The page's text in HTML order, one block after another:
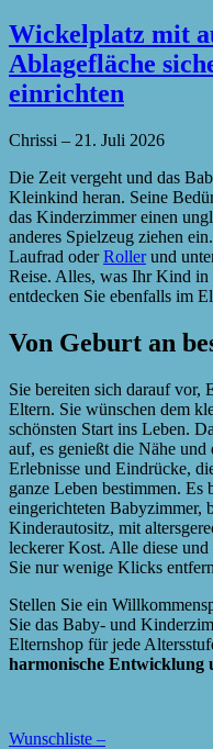
Wickelplatz mit
Ablagefläche
einrichten
Chrissi – 21. Juli 2026
Die Zeit vergeht und das
Kleinkind heran. Seine
das Kinderzimmer einen
anderes Spielzeug ziehen
Laufrad oderRollerund
Reise. Alles, was Ihr Kind in
entdecken Sie ebenfalls im
Von Geburt an
Sie bereiten sich darauf vor,
Eltern. Sie wünschen dem
schönsten Start ins Leben.
auf, es genießt die Nähe
Erlebnisse und Eindrücke,
ganze Leben bestimmen.
eingerichteten Babyzimmer,
Kinderautositz, mit
leckerer Kost. Alle diese
Sie nur wenige Klicks
Stellen Sie ein
Sie das Baby- und
Elternshop für jede
harmonische Entwicklung
Wunschliste –